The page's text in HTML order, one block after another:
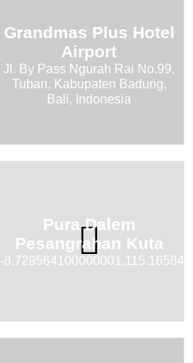
Grandmas Plus Hotel
Airport
Jl. By Pass Ngurah Rai No.99,
Tuban, Kabupaten Badung,
Bali, Indonesia
Pura Dalem
Pesangrahan Kuta
-8.729564100000001,115.1658425